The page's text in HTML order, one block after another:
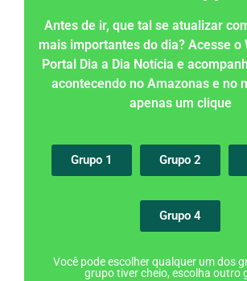
Antes de ir, que tal se atualizar
mais importantes do dia? Acesse o
Portal Dia a Dia Notícia e
acontecendo no Amazonas e no
apenas um clique
Grupo 1 Grupo 2
Grupo 4
Você pode escolher qualquer um dos
grupo tiver cheio, escolha outro